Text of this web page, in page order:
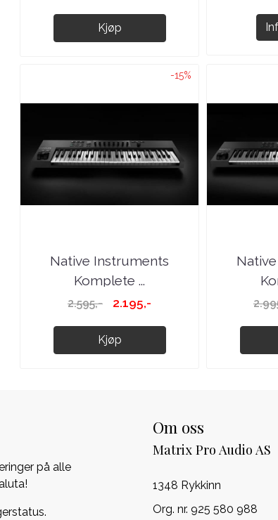
Kjøp
-15%
Native Instruments
Komplete ...
2.595,- 2.195,-
Kjøp
på alle
Om oss
Matrix Pro Audio AS
1348 Rykkinn
Org. nr. 925 580 988